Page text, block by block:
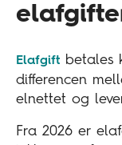
Elafgift betales
differencen
elnettet og
Fra 2026 er